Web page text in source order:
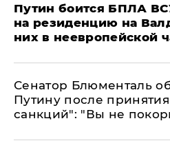
Путин боится БПЛА
на резиденцию на
них в неевропейской
Сенатор Блюменталь
Путину после
санкций": "Вы не